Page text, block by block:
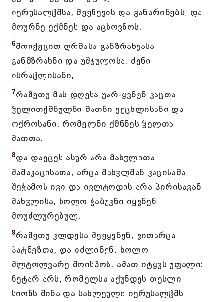
იერუსალჱმსა, შეეწევის და განარინებს, და
მოურნე ექმნეს და აცხოვნოს.
6მოიქეცით ღრმასა განზრახვასა
განმზრახნი და უშჯულოსა, ძენი
ისრაჱლისანი,
7რამეთუ მას დღესა უარ-ყვნენ კაცთა
ჴელითქმნულნი მათნი ვეცხლისანი და
ოქროსანი, რომელნი ქმნნეს ჴელთა
მათთა.
8და დაეცეს ასურ არა მახჳლითა
მამაკაცისათა, არცა მახჳლმან კაცისამა
შეჭამოს იგი და ივლტოდის არა პირისაგან
მახჳლისა, ხოლო ჭაბუკნი იყვნენ
მოუძლურებულ.
9რამეთუ კლდესა შეეყვნენ, ვითარცა
პატნეზთა, და იძლინენ. ხოლო
მლტოლვარე მოისპოს. ამათ იტყჳს უფალი:
ნეტარ არს, რომელსა აქუნდეს თესლი
სიონს შინა და სახლეული იერუსალჱმს